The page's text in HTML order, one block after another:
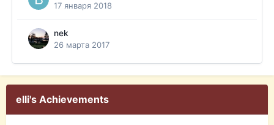
17 января 2018
nek
26 марта 2017
elli's Achievements